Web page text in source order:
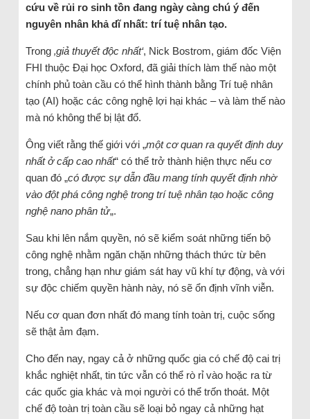
cứu về rủi ro sinh tồn đang ngày càng chú ý đến
nguyên nhân khả dĩ nhất: trí tuệ nhân tạo.
Trong ‚giả thuyết độc nhất‘, Nick Bostrom, giám đốc Viện
FHI thuộc Đại học Oxford, đã giải thích làm thế nào một
chính phủ toàn cầu có thể hình thành bằng Trí tuệ nhân
tạo (AI) hoặc các công nghệ lợi hại khác – và làm thế nào
mà nó không thể bị lật đổ.
Ông viết rằng thế giới với „một cơ quan ra quyết định duy
nhất ở cấp cao nhất“ có thể trở thành hiện thực nếu cơ
quan đó „có được sự dẫn đầu mang tính quyết định nhờ
vào đột phá công nghệ trong trí tuệ nhân tạo hoặc công
nghệ nano phân tử„.
Sau khi lên nắm quyền, nó sẽ kiểm soát những tiến bộ
công nghệ nhằm ngăn chặn những thách thức từ bên
trong, chẳng hạn như giám sát hay vũ khí tự động, và với
sự độc chiếm quyền hành này, nó sẽ ổn định vĩnh viễn.
Nếu cơ quan đơn nhất đó mang tính toàn trị, cuộc sống
sẽ thật ảm đạm.
Cho đến nay, ngay cả ở những quốc gia có chế độ cai trị
khắc nghiệt nhất, tin tức vẫn có thể rò rỉ vào hoặc ra từ
các quốc gia khác và mọi người có thể trốn thoát. Một
chế độ toàn trị toàn cầu sẽ loại bỏ ngay cả những hạt